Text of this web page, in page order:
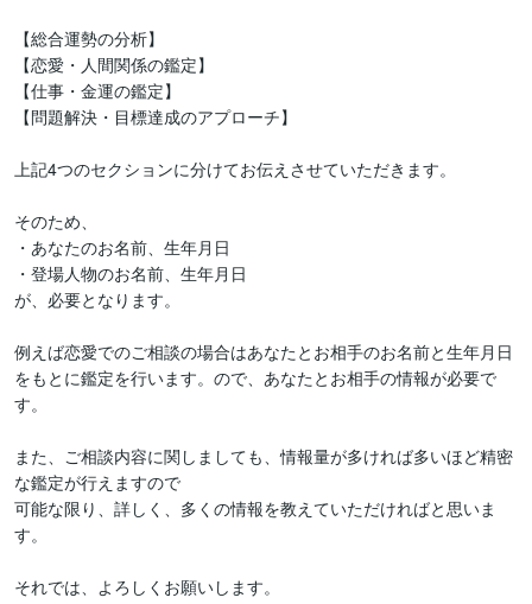
【総合運勢の分析】
【恋愛・人間関係の鑑定】
【仕事・金運の鑑定】
【問題解決・目標達成のアプローチ】
上記4つのセクションに分けてお伝えさせていただきます。
そのため、
・あなたのお名前、生年月日
・登場人物のお名前、生年月日
が、必要となります。
例えば恋愛でのご相談の場合はあなたとお相手のお名前と生年月日
をもとに鑑定を行います。ので、あなたとお相手の情報が必要で
す。
また、ご相談内容に関しましても、情報量が多ければ多いほど精密
な鑑定が行えますので
可能な限り、詳しく、多くの情報を教えていただければと思いま
す。